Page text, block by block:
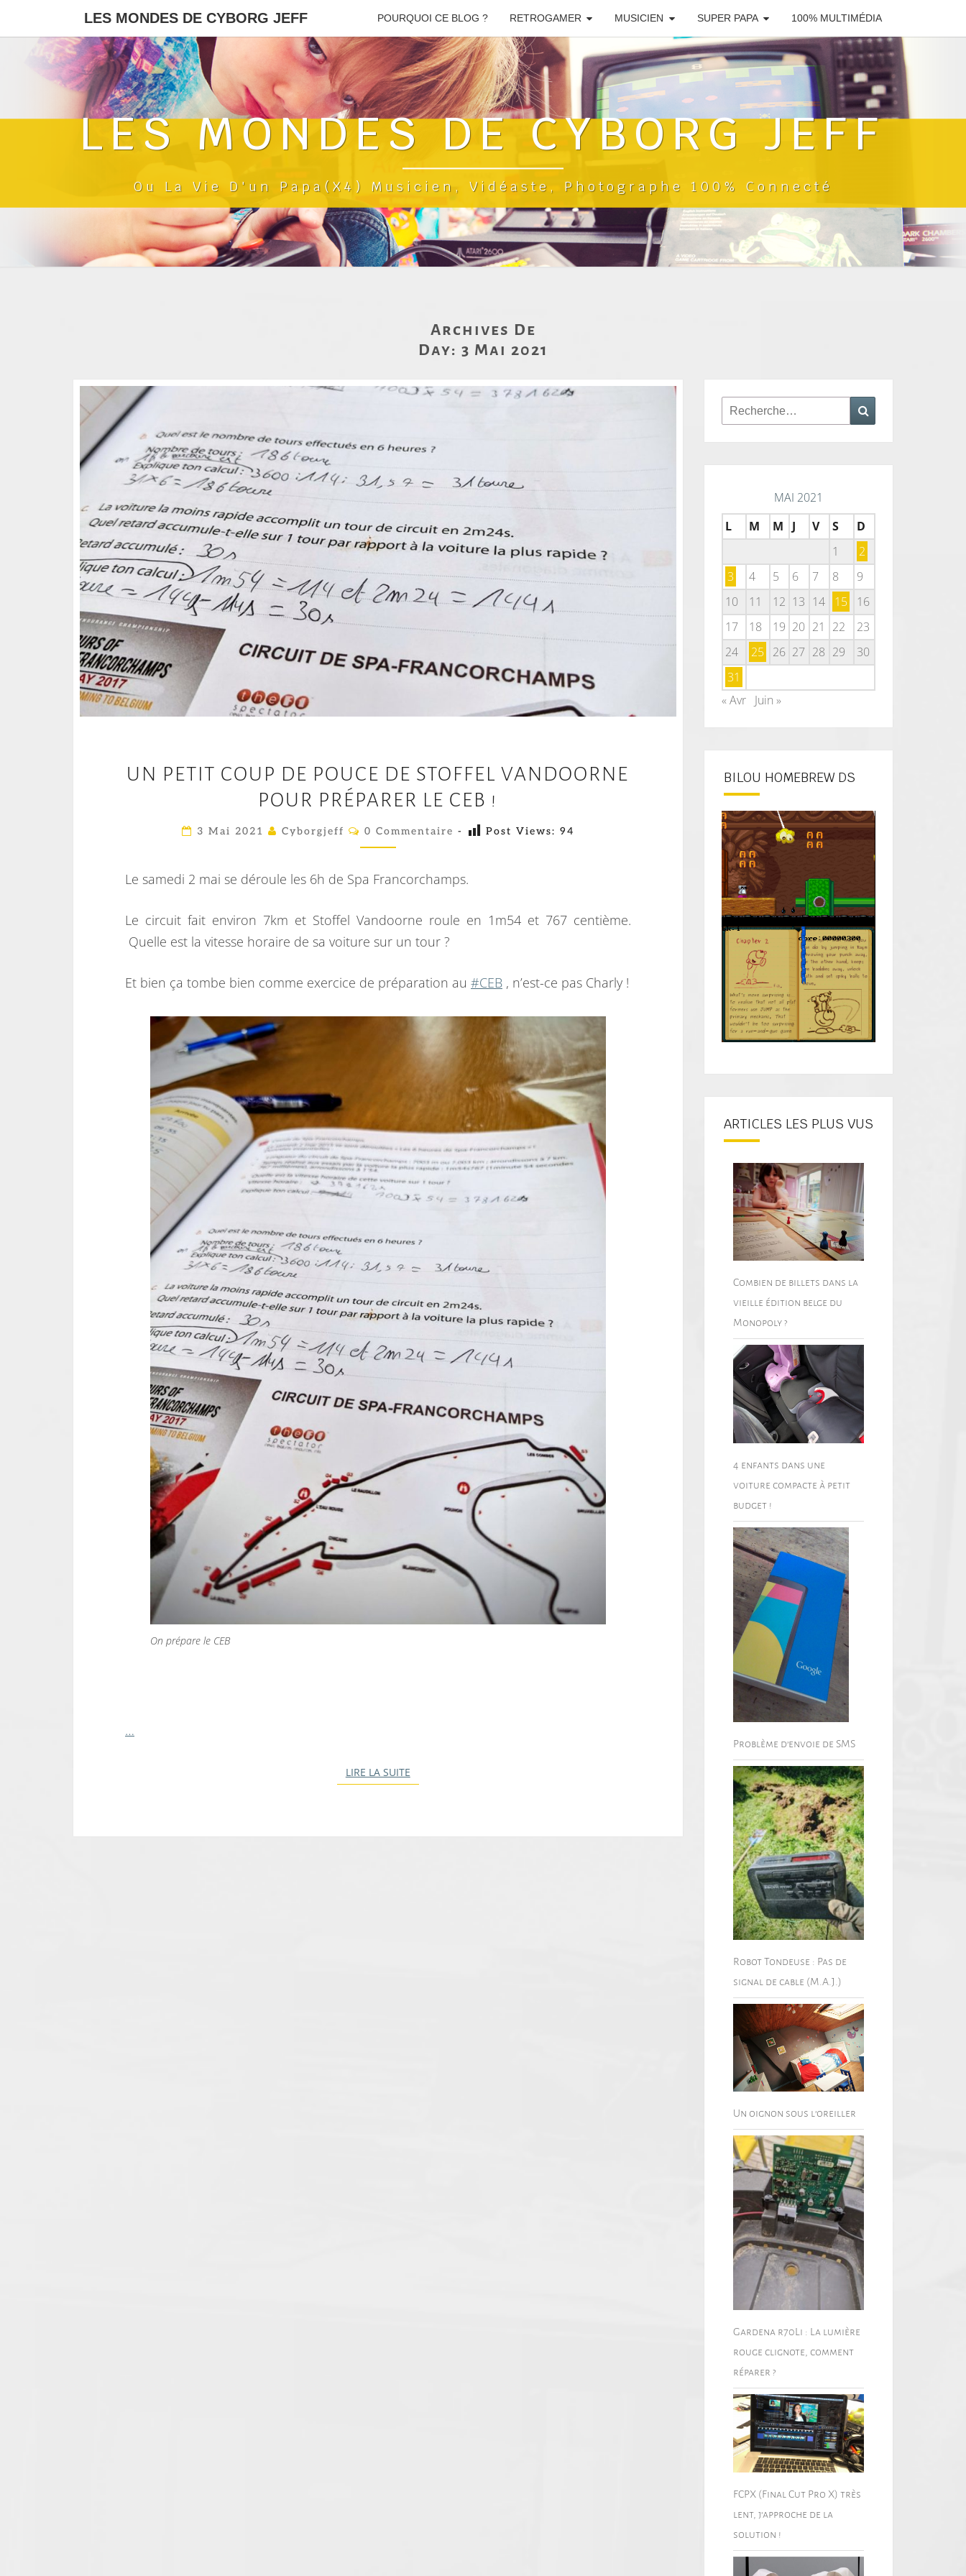
LES MONDES DE CYBORG JEFF POURQUOI CE BLOG ? RETROGAMER MUSICIEN SUPER PAPA 100% MULTIMÉDIA
LES MONDES DE CYBORG JEFF
Ou La Vie D'un Papa(x4) Musicien, Vidéaste, Photographe 100% Connecté
Archives De
Day: 3 Mai 2021
N
P
T
T
O
U
D
E
E
D
E
S
F
E
L
V
A
D
R
N
O
P
R
C
UN PETIT COUP DE POUCE DE STOFFEL VANDOORNE
POUR PRÉPARER LE CEB !
3 Mai 2021 Cyborgjeff
C
M
E
N
I
E
0 Commentaire - Post Views: 94
Le samedi 2 mai se déroule les 6h de Spa Francorchamps.
Le circuit fait environ 7km et Stoffel Vandoorne roule en 1m54 et 767 centième.
Quelle est la vitesse horaire de sa voiture sur un tour ?
Et bien ça tombe bien comme exercice de préparation au #CEB , n’est-ce pas Charly !
On prépare le CEB
…
LIRE LA SUITE
Rechercher :
MAI 2021
L
M M J V S
D
1
2
3
4 5 6 7 8
9
10
11 12 13 14 15
16
17
18 19 20 21 22
23
24
25 26 27 28 29
30
31
« Avr
Juin »
BILOU HOMEBREW DS
ARTICLES LES PLUS VUS
Combien de billets dans la
vieille édition belge du
Monopoly ?
4 enfants dans une
voiture compacte à petit
budget !
Problème d’envoie de SMS
Robot Tondeuse : Pas de
signal de cable (M.A.J.)
Un oignon sous l’oreiller
Gardena r70Li : La lumière
rouge clignote, comment
réparer ?
FCPX (Final Cut Pro X) très
lent, j’approche de la
solution !